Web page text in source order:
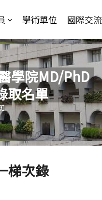
學術單位 國際交流
學院MD/PhD
取名單
梯次錄